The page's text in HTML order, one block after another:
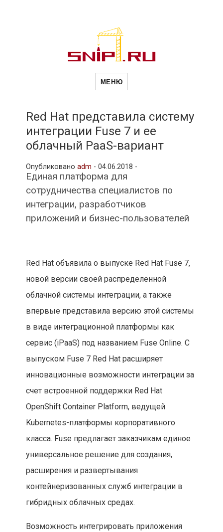
Новости
и
рубрики
МЕНЮ
Red Hat представила систему
интеграции Fuse 7 и ее
облачный PaaS-вариант
Опубликовано adm - 04.06.2018 -
Единая платформа для
сотрудничества специалистов по
интеграции, разработчиков
приложений и бизнес-пользователей
Red Hat объявила о выпуске Red Hat Fuse 7,
новой версии своей распределенной
облачной системы интеграции, а также
впервые представила версию этой системы
в виде интеграционной платформы как
сервис (iPaaS) под названием Fuse Online. С
выпуском Fuse 7 Red Hat расширяет
инновационные возможности интеграции за
счет встроенной поддержки Red Hat
OpenShift Container Platform, ведущей
Kubernetes-платформы корпоративного
класса. Fuse предлагает заказчикам единое
универсальное решение для создания,
расширения и развертывания
контейнеризованных служб интеграции в
гибридных облачных средах.
Возможность интегрировать приложения